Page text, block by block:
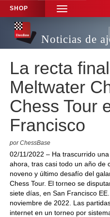
SHOP
TOGGLE
NAVIGATION
Noticias de
La recta
Meltwater
Chess Tour
Francisco
por ChessBase
02/11/2022 – Ha trascurrido
ahora, tras casi todo un año de
noveno y último desafío del
Chess Tour. El torneo se
siete días, en San Francisco
noviembre de 2022. Las
internet en un torneo por